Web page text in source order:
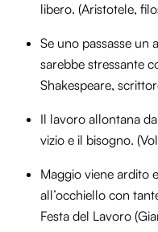
libero. (Aristotele,
Se uno passasse un
sarebbe stressante
Shakespeare,
Il lavoro allontana
vizio e il bisogno.
Maggio viene ardito
all’occhiello con
Festa del Lavoro